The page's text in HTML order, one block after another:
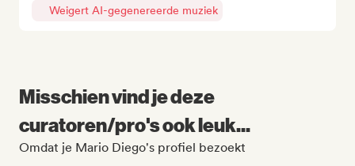
Weigert AI-gegenereerde muziek
Misschien vind je deze
curatoren/pro's ook leuk...
Omdat je Mario Diego's profiel bezoekt